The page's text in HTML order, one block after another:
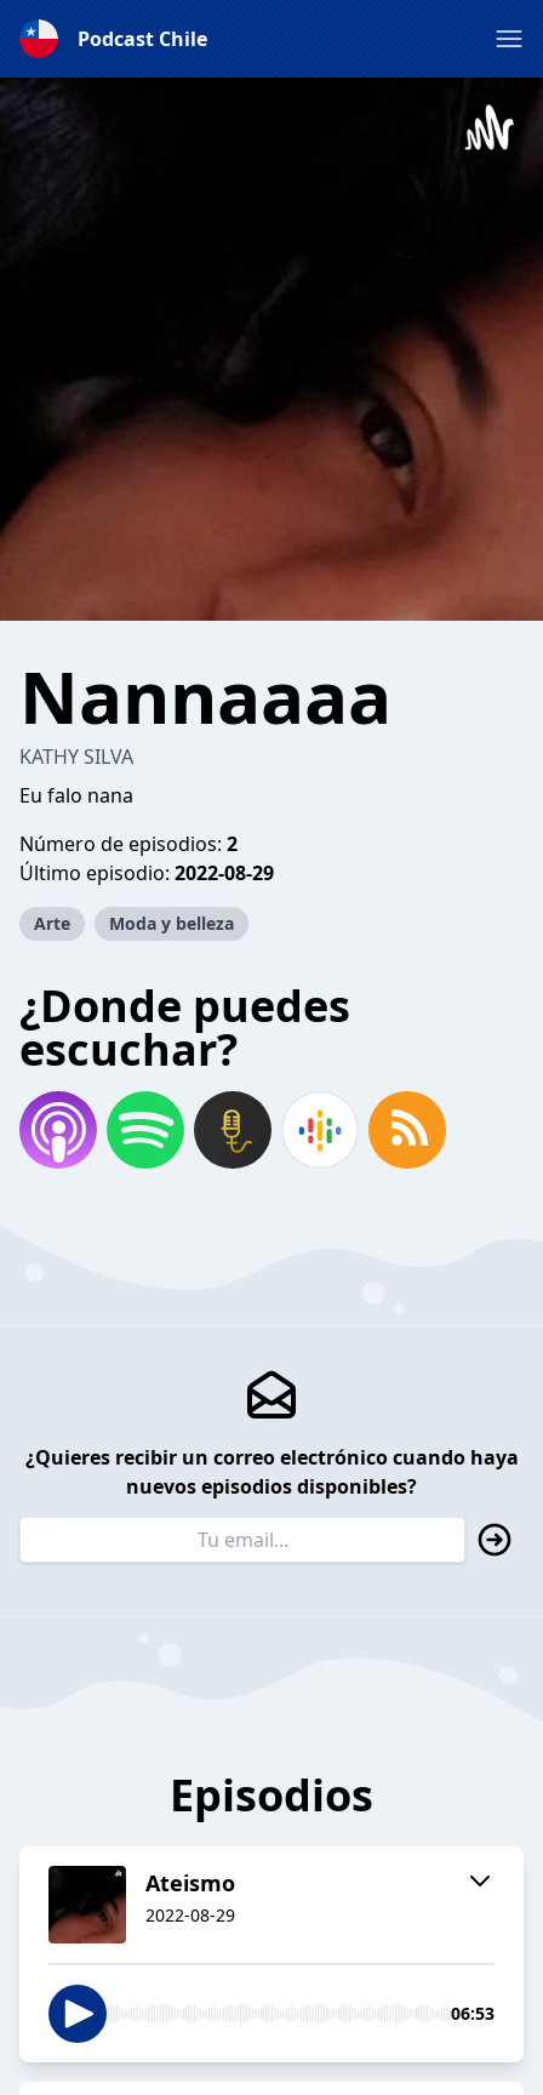
Podcast Chile
Nannaaaa
KATHY SILVA
Eu falo nana
Número de episodios: 2
Último episodio: 2022-08-29
Arte Moda y belleza
¿Donde puedes
escuchar?
¿Quieres recibir un correo electrónico cuando haya
nuevos episodios disponibles?
Episodios
Ateismo
2022-08-29
06:53